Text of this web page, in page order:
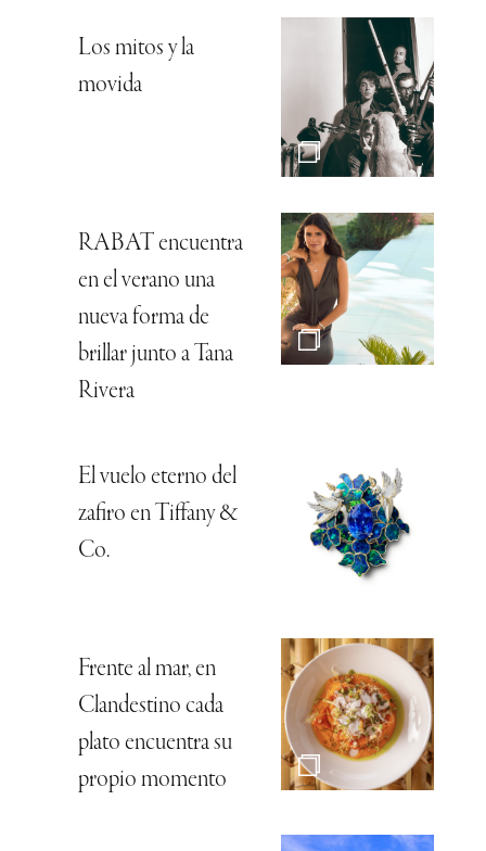
Los mitos y la
movida
RABAT encuentra
en el verano una
nueva forma de
brillar junto a Tana
Rivera
El vuelo eterno del
zafiro en Tiffany &
Co.
Frente al mar, en
Clandestino cada
plato encuentra su
propio momento